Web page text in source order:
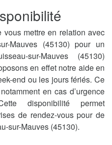
mettre en relation avec
Mauves (45130) pour un
sur-Mauves (45130)
en effet notre aide en
end ou les jours fériés. Ce
en cas d’urgence
disponibilité permet
de rendez-vous pour de
sur-Mauves (45130).